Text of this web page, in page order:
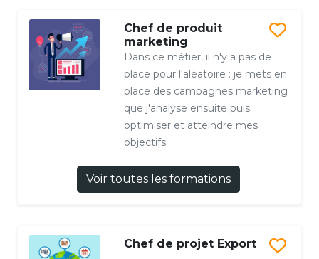
Chef de produit
marketing
Dans ce métier, il n'y a pas de
place pour l'aléatoire : je mets en
place des campagnes marketing
que j'analyse ensuite puis
optimiser et atteindre mes
objectifs.
Voir toutes les formations
Chef de projet Export